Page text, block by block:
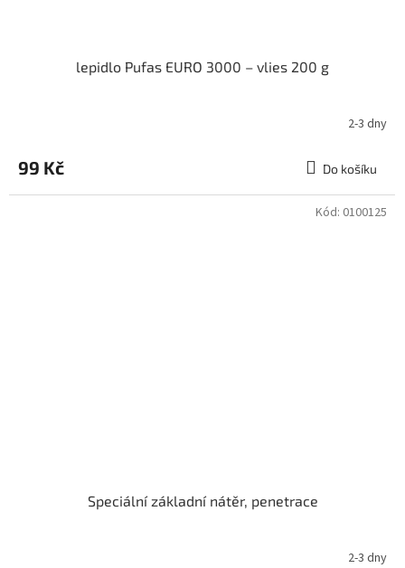
lepidlo Pufas EURO 3000 – vlies 200 g
2-3 dny
99 Kč Do košíku
Speciální základní nátěr, penetrace
2-3 dny
Kód: 0100125